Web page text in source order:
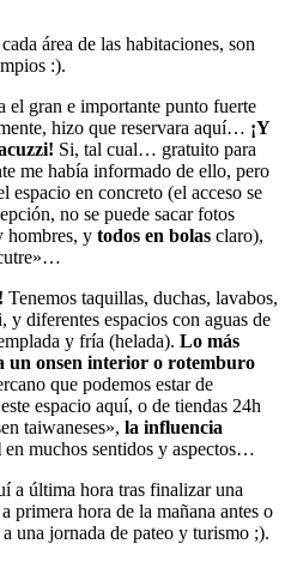
área de las habitaciones, son
:).
el gran e importante punto fuerte
hizo que reservara aquí… ¡Y
Si, tal cual… gratuito para
me había informado de ello, pero
espacio en concreto (el acceso se
no se puede sacar fotos
hombres, y todos en bolas claro),
Tenemos taquillas, duchas, lavabos,
y diferentes espacios con aguas de
y fría (helada). Lo más
un onsen interior o rotemburo
que podemos estar de
espacio aquí, o de tiendas 24h
taiwaneses», la influencia
en muchos sentidos y aspectos…
a última hora tras finalizar una
hora de la mañana antes o
una jornada de pateo y turismo ;).